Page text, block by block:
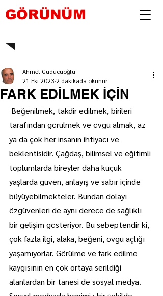
GÖRÜNÜM
FARK EDİLMEK İÇİN
Ahmet Güdücüoğlu
21 Eki 2023 2 dakikada okunur
tarafından görülmek ve övgü almak, az
ya da çok her insanın ihtiyacı ve
beklentisidir. Çağdaş, bilimsel ve eğitimli
toplumlarda bireyler daha küçük
yaşlarda güven, anlayış ve sabır içinde
büyüyebilmekteler. Bundan dolayı
özgüvenleri de aynı derece de sağlıklı
bir gelişim gösteriyor. Bu sebeptendir ki,
çok fazla ilgi, alaka, beğeni, övgü açlığı
yaşamıyorlar. Görülme ve fark edilme
kaygısının en çok ortaya serildiği
alanlardan bir tanesi de sosyal medya.